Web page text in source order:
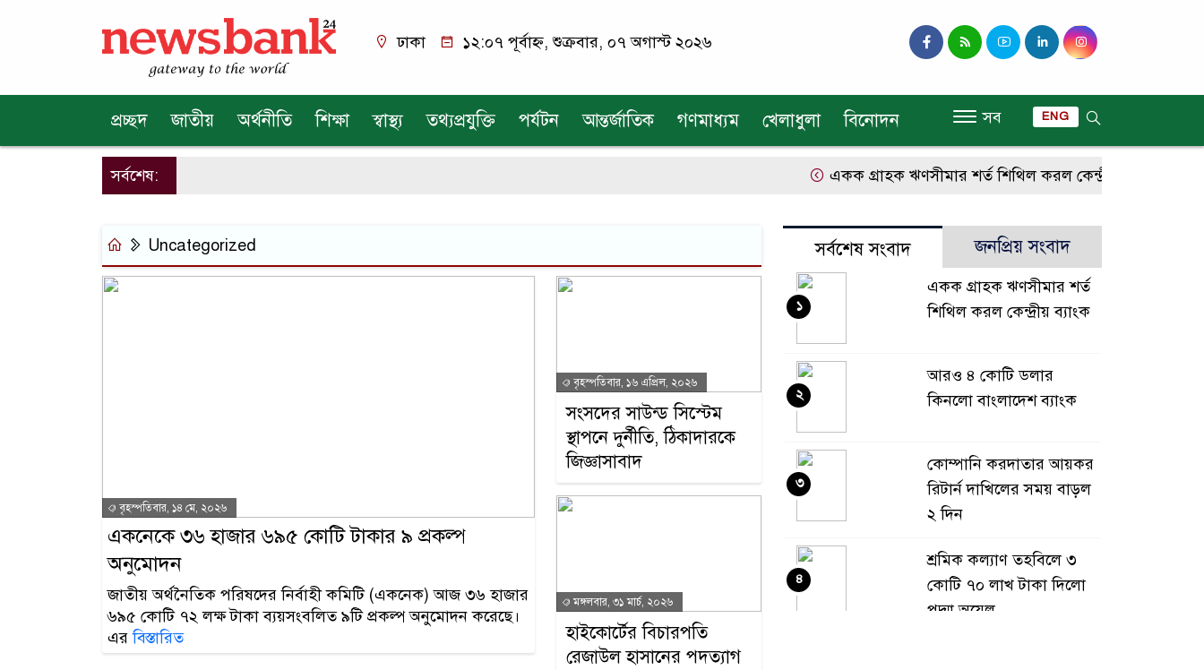
ঢাকা ১২:০৭ পূর্বাহ্ন, শুক্রবার, ০৭ অগাস্ট ২০২৬
প্রচ্ছদ জাতীয় অর্থনীতি শিক্ষা স্বাস্থ্য তথ্যপ্রযুক্তি পর্যটন আন্তর্জাতিক গণমাধ্যম খেলাধুলা বিনোদন সব ENG
সর্বশেষ: একক গ্রাহক ঋণসীমার শর্ত শিথিল করল কেন্দ্রীয় ব্যাংক
Uncategorized
বৃহস্পতিবার, ১৪ মে, ২০২৬
একনেকে ৩৬ হাজার ৬৯৫ কোটি টাকার ৯ প্রকল্প
অনুমোদন
জাতীয় অর্থনৈতিক পরিষদের নির্বাহী কমিটি (একনেক) আজ ৩৬ হাজার
৬৯৫ কোটি ৭২ লক্ষ টাকা ব্যয়সংবলিত ৯টি প্রকল্প অনুমোদন করেছে।
এরবিস্তারিত
বৃহস্পতিবার, ১৬ এপ্রিল, ২০২৬
সংসদের সাউন্ড সিস্টেম
স্থাপনে দুর্নীতি, ঠিকাদারকে
জিজ্ঞাসাবাদ
মঙ্গলবার, ৩১ মার্চ, ২০২৬
হাইকোর্টের বিচারপতি
রেজাউল হাসানের পদত্যাগ
সর্বশেষ সংবাদ জনপ্রিয় সংবাদ
একক গ্রাহক ঋণসীমার শর্ত
শিথিল করল কেন্দ্রীয় ব্যাংক
১
আরও ৪ কোটি ডলার
কিনলো বাংলাদেশ ব্যাংক
২
কোম্পানি করদাতার আয়কর
রিটার্ন দাখিলের সময় বাড়ল
২ দিন
৩
শ্রমিক কল্যাণ তহবিলে ৩
কোটি ৭০ লাখ টাকা দিলো
পদ্মা অয়েল
৪